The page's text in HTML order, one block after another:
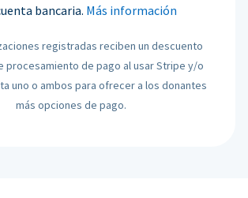
bancaria. Más información
registradas reciben un descuento
procesamiento de pago al usar Stripe y/o
uno o ambos para ofrecer a los donantes
más opciones de pago.